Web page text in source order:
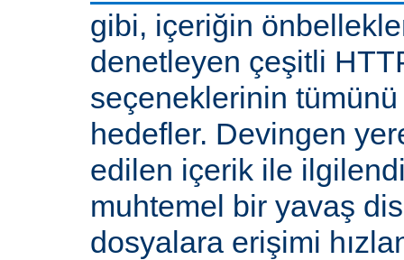
gibi, içeriğin
denetleyen çeşitli
seçeneklerinin tümünü
hedefler. Devingen
edilen içerik ile
muhtemel bir yavaş
dosyalara erişimi